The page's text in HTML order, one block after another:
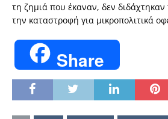
τη ζημιά που έκαναν, δεν διδάχτηκαν
την καταστροφή για μικροπολιτικά
Share